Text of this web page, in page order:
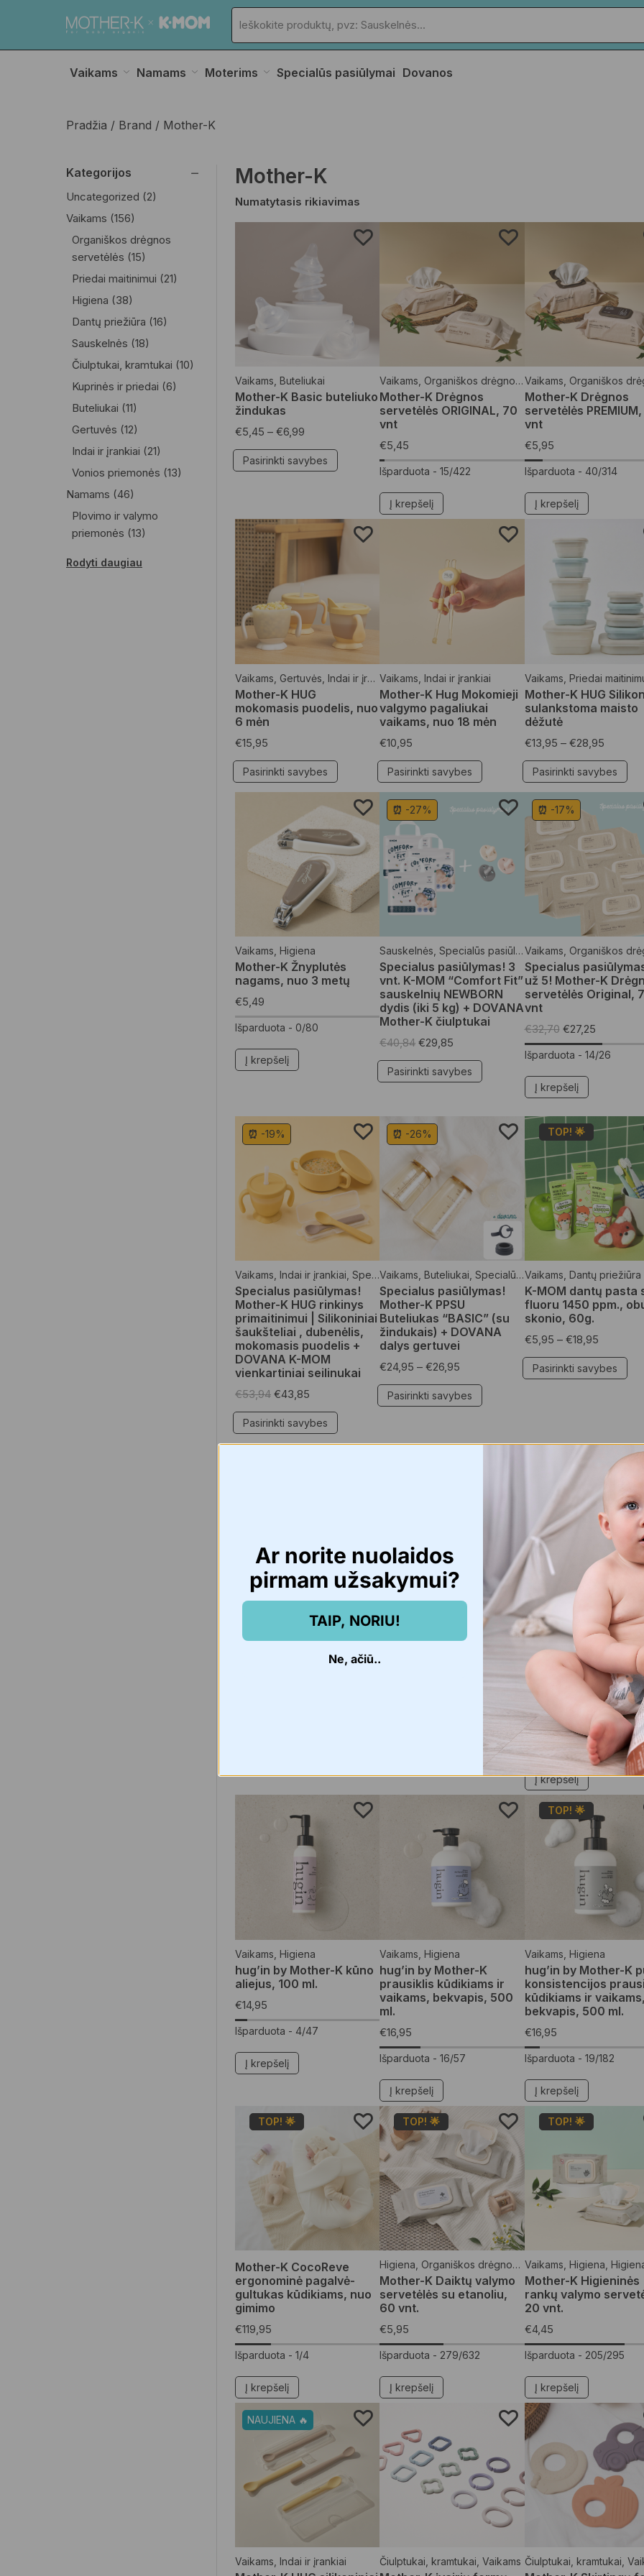
Vaikams Namams Moterims Specialūs pasiūlymai Dovanos
Pradžia Brand Mother-K
Mother-K
Vaikams Buteliukai
Mother-K Basic buteliuko
žindukas
€5,45 – €6,99
Pasirinkti savybes
Vaikams Organiškos drėgnos servetėlės
Mother-K Drėgnos
servetėlės ORIGINAL, 70
vnt
€5,45
Išparduota -15/422
Į krepšelį
Vaikams Organiškos drėgnos
Mother-K Drėgnos
servetėlės
vnt
€5,95
Išparduota - 40/314
Į krepšelį
Vaikams Gertuvės Indai ir įrankiai
Mother-K HUG
mokomasis puodelis, nuo
6 mėn
€15,95
Pasirinkti savybes
Vaikams ,Indai ir įrankiai
Mother-K Hug Mokomieji
valgymo pagaliukai
vaikams, nuo 18 mėn
€10,95
Pasirinkti savybes
Vaikams Priedai
Mother-K HUG
sulankstoma maisto
dėžutė
€13,95 – €28,95
Pasirinkti savybes
Vaikams Higiena
Mother-K Žnyplutės
nagams, nuo 3 metų
€5,49
Išparduota - 0/80
Į krepšelį
⏰ -27%
Sauskelnės ,Specialūs pasiūlymai ,Vaikams
Specialus pasiūlymas! 3
vnt. K-MOM “Comfort Fit”
sauskelnių NEWBORN
dydis (iki 5 kg) + DOVANA
Mother-K čiulptukai
€40,84 €29,85
Pasirinkti savybes
⏰ -17%
Vaikams Organiškos drėgnos
Specialus
už 5! Mother-K
servetėlės Original,
vnt
€32,70 €27,25
Išparduota - 14/26
Į krepšelį
⏰ -19%
Vaikams Indai ir įrankiai Specialūs pasiūlymai
Specialus pasiūlymas!
Mother-K HUG rinkinys
primaitinimui | Silikoniniai
šaukšteliai , dubenėlis,
mokomasis puodelis +
DOVANA K-MOM
vienkartiniai seilinukai
€53,94 €43,85
Pasirinkti savybes
⏰ -26%
Vaikams ,Buteliukai ,Specialūs pasiūlymai
Specialus pasiūlymas!
Mother-K PPSU
Buteliukas “BASIC” (su
žindukais) + DOVANA
dalys gertuvei
€24,95 –€26,95
Pasirinkti savybes
TOP! 🌟
Vaikams Dantų priežiūra
K-MOM dantų pasta
fluoru 1450 ppm.,
skonio, 60g.
€5,95 – €18,95
Pasirinkti savybes
Namams,Namų reikmenys
Mother-K Life
Nerūdijančio plieno
maišymo indų rinkinys, 4
Vaikams,Čiulptukai, kramtukai
Mother-K Multifunkcinis
Specialūs pasiūlymai,
Specialus
Mother-K “PUCOCO”
sulankstoma vonelė +
DOVANA hugin’ by
Mother-K putų
konsistencijos
kūdikiams ir vaikams
€76,94 €59,99
Išparduota -0/10
Į krepšelį
Vaikams Higiena
hug’in by Mother-K kūno
aliejus, 100 ml.
€14,95
Išparduota - 4/47
Į krepšelį
Vaikams ,Higiena
hug’in by Mother-K
prausiklis kūdikiams ir
vaikams, bekvapis, 500
ml.
€16,95
Išparduota -16/57
Į krepšelį
TOP! 🌟
Vaikams Higiena
hug’in by Mother-K
konsistencijos
kūdikiams ir vaikams,
bekvapis, 500 ml.
€16,95
Išparduota - 19/182
Į krepšelį
TOP! 🌟
Mother-K CocoReve
ergonominė pagalvė-
gultukas kūdikiams, nuo
gimimo
€119,95
Išparduota - 1/4
Į krepšelį
TOP! 🌟
Higiena Organiškos drėgnos servetėlės ,Vaikams
Mother-K Daiktų valymo
servetėlės su etanoliu,
60 vnt.
€5,95
Išparduota - 279/632
Į krepšelį
TOP! 🌟
Vaikams Higiena
Mother-K Higieninės
rankų valymo
20 vnt.
€4,45
Išparduota - 205/295
Į krepšelį
NAUJIENA 🔥
Vaikams Indai ir įrankiai Čiulptukai, kramtukai ,Vaikams Čiulptukai, kramtukai
Kategorijos
Uncategorized (2)
Vaikams (156)
Organiškos drėgnos
servetėlės (15)
Priedai maitinimui (21)
Higiena (38)
Dantų priežiūra (16)
Sauskelnės (18)
Čiulptukai, kramtukai (10)
Kuprinės ir priedai (6)
Buteliukai (11)
Gertuvės (12)
Indai ir įrankiai (21)
Vonios priemonės (13)
Namams (46)
Plovimo ir valymo
priemonės (13)
Namų reikmenys
Rodyti daugiau
Ar norite nuolaidos
pirmam užsakymui?
TAIP, NORIU!
Ne, ačiū..